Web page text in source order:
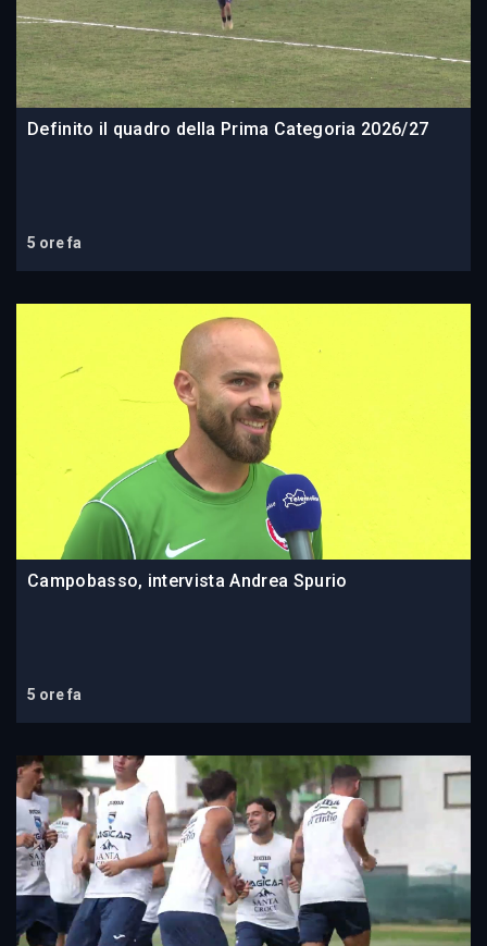
Definito il quadro della Prima Categoria 2026/27
5 ore fa
Campobasso, intervista Andrea Spurio
5 ore fa